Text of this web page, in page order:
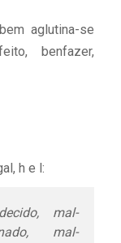
aglutina-se
benfazer,
h e l:
mal-
mal-